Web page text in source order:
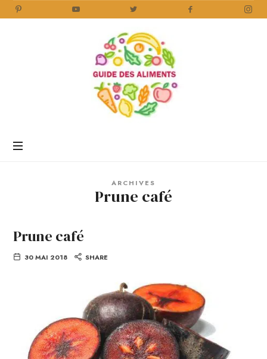
Aliments
ARCHIVES
Prune café
Prune café
30 MAI 2018 SHARE